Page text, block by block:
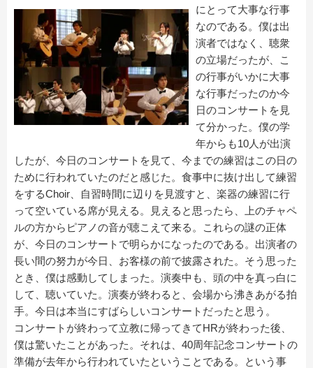
にとって大事な行事
なのである。僕は出
演者ではなく、聴衆
の立場だったが、こ
の行事がいかに大事
な行事だったのか今
日のコンサートを見
て分かった。僕の学
年からも10人が出演
したが、今日のコンサートを見て、今までの練習はこの日の
ために行われていたのだと感じた。食事中に抜け出して練習
をするChoir、自習時間に辺りを見渡すと、楽器の練習に行
って空いている席が見える。見えると思ったら、上のチャペ
ルの方からピアノの音が聴こえて来る。これらの謎の正体
が、今日のコンサートで明らかになったのである。出演者の
長い間の努力が今日、お客様の前で披露された。そう思った
とき、僕は感動してしまった。演奏中も、頭の中を真っ白に
して、聴いていた。演奏が終わると、会場から沸きあがる拍
手。今日は本当にすばらしいコンサートだったと思う。
コンサートが終わって立教に帰ってきてHRが終わった後、
僕は驚いたことがあった。それは、40周年記念コンサートの
準備が去年から行われていたということである。という事